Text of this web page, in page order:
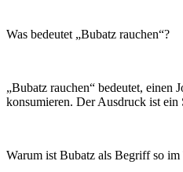
Was bedeutet „Bubatz rauchen“?
„Bubatz rauchen“ bedeutet, einen
konsumieren. Der Ausdruck ist
Warum ist Bubatz als Begriff so im